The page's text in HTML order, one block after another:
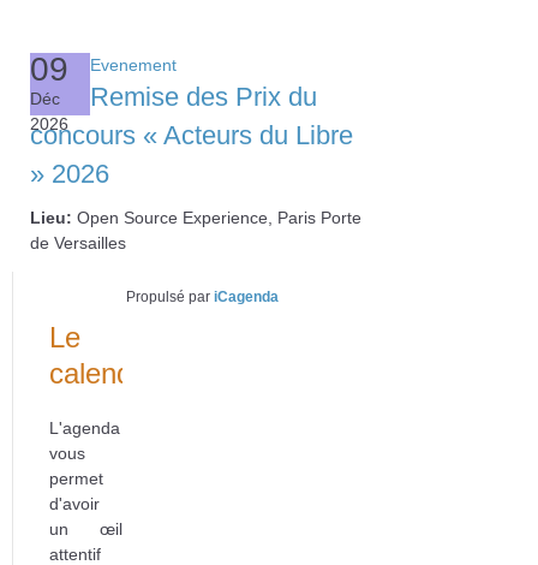
09
Déc
2026
Evenement
Remise des Prix du
concours « Acteurs du Libre
» 2026
Lieu: Open Source Experience, Paris Porte
de Versailles
Propulsé par iCagenda
Le
calendrier
L'agenda
vous
permet
d'avoir
un œil
attentif
précédente
précédent
suivante
suivant